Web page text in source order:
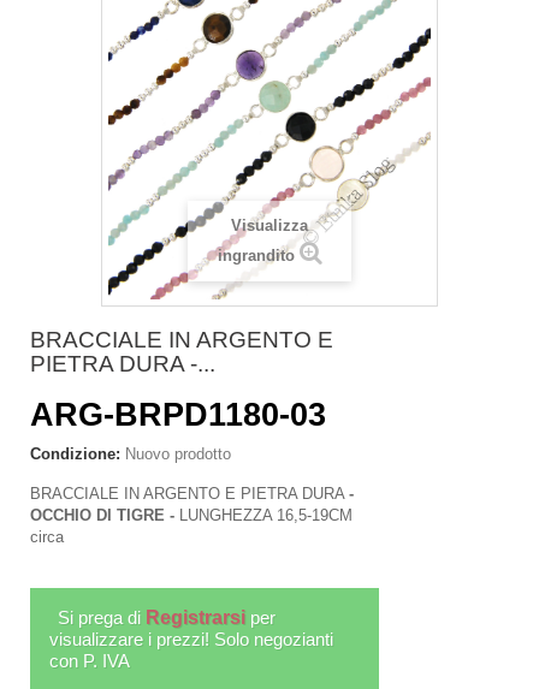
Visualizza
ingrandito
BRACCIALE IN ARGENTO E
PIETRA DURA -...
ARG-BRPD1180-03
Condizione: Nuovo prodotto
BRACCIALE IN ARGENTO E PIETRA DURA -
OCCHIO DI TIGRE - LUNGHEZZA 16,5-19CM
circa
Si prega di Registrarsi per
visualizzare i prezzi! Solo negozianti
con P. IVA